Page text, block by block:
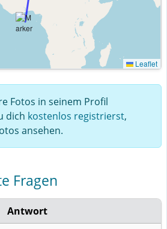
Leaflet
Fotos in seinem Profil
dich kostenlos registrierst,
ansehen.
Fragen
Antwort